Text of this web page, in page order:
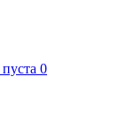
пуста 0